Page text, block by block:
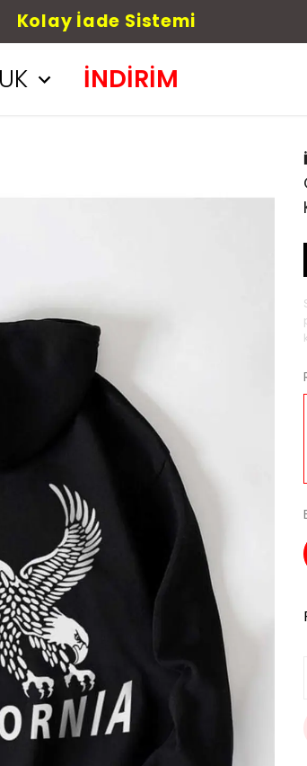
Kolay İade Sistemi
İNDİRİM